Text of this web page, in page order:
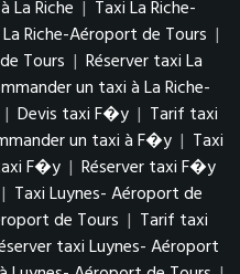
La Riche | Taxi La Riche-
Riche-Aéroport de Tours |
Tours | Réserver taxi La
un taxi à La Riche-
| Devis taxi F�y | Tarif taxi
un taxi à F�y | Taxi
F�y | Réserver taxi F�y
| Taxi Luynes- Aéroport de
de Tours | Tarif taxi
taxi Luynes- Aéroport